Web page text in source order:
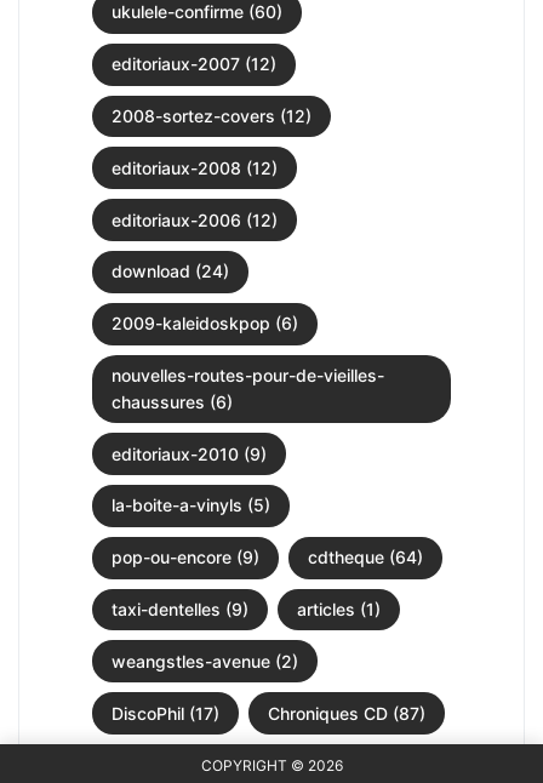
ukulele-confirme (60)
editoriaux-2007 (12)
2008-sortez-covers (12)
editoriaux-2008 (12)
editoriaux-2006 (12)
download (24)
2009-kaleidoskpop (6)
nouvelles-routes-pour-de-vieilles-
chaussures (6)
editoriaux-2010 (9)
la-boite-a-vinyls (5)
pop-ou-encore (9) cdtheque (64)
taxi-dentelles (9) articles (1)
weangstles-avenue (2)
DiscoPhil (17) Chroniques CD (87)
COPYRIGHT © 2026